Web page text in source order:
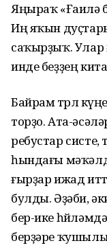
Яңыраҡ «Ғаилә
Иң яҡын
саҡыр­ҙыҡ. Улар
инде беҙҙең
Байрам төрлө
торҙо. Ата-
ребустар систе,
һындағы
ғыр­ҙар ижад
бул­ды. Әҙәби,
бер-ике
берҙәре